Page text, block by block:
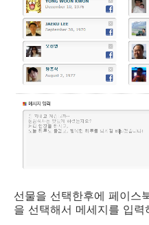
선물을 선택한후에 페이스
을 선택해서 메세지를 입